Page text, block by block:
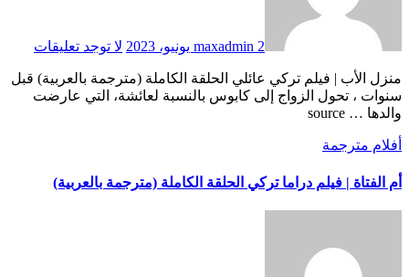
maxadmin 2 يونيو، 2023 لا توجد تعليقات
منزل الأب | فيلم تركي عائلي الحلقة الكاملة (مترجمة بالعربية) قبل
سنوات ، تحول الزواج إلى كابوس بالنسبة لعائشة، التي عارضت
والدها … source
أفلام مترجمة
أم الفتاة | فيلم دراما تركي الحلقة الكاملة (مترجمة بالعربية)